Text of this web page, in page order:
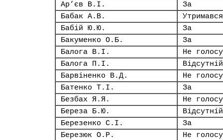
Ар’єв В.І.
За
Бабак А.В.
Утримався
Бабій Ю.Ю.
За
Бакуменко О.Б.
За
Балога В.І.
Не
Балога П.І.
Відсутній
Барвіненко В.Д.
Не
Батенко Т.І.
За
Безбах Я.Я.
Не
Береза Б.Ю.
Відсутній
Березенко С.І.
За
Березюк О.Р.
Не